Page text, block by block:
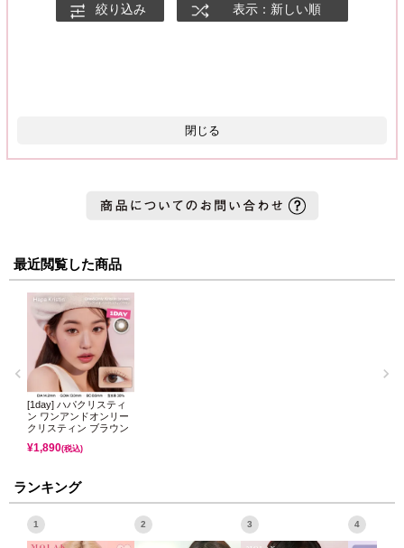
自然です！絞り込み 表示：新しい順
閉じる
最近閲覧した商品
[1day] ハパクリスティ
ン ワンアンドオンリー
クリスティン ブラウン
¥1,890(税込)
ランキング
1 2 3 4